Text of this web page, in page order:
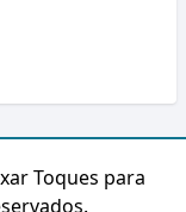
Toques para